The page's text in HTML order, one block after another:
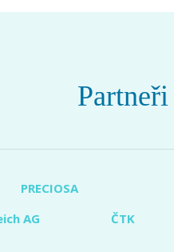
Partneři
PRECIOSA
AG ČTK